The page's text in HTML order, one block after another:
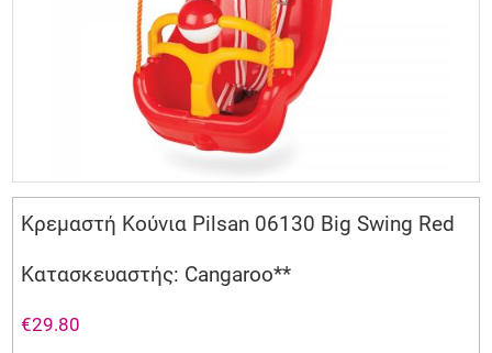
Κρεμαστή Κούνια Pilsan 06130 Big Swing Red
Κατασκευαστής: Cangaroo**
€29.80